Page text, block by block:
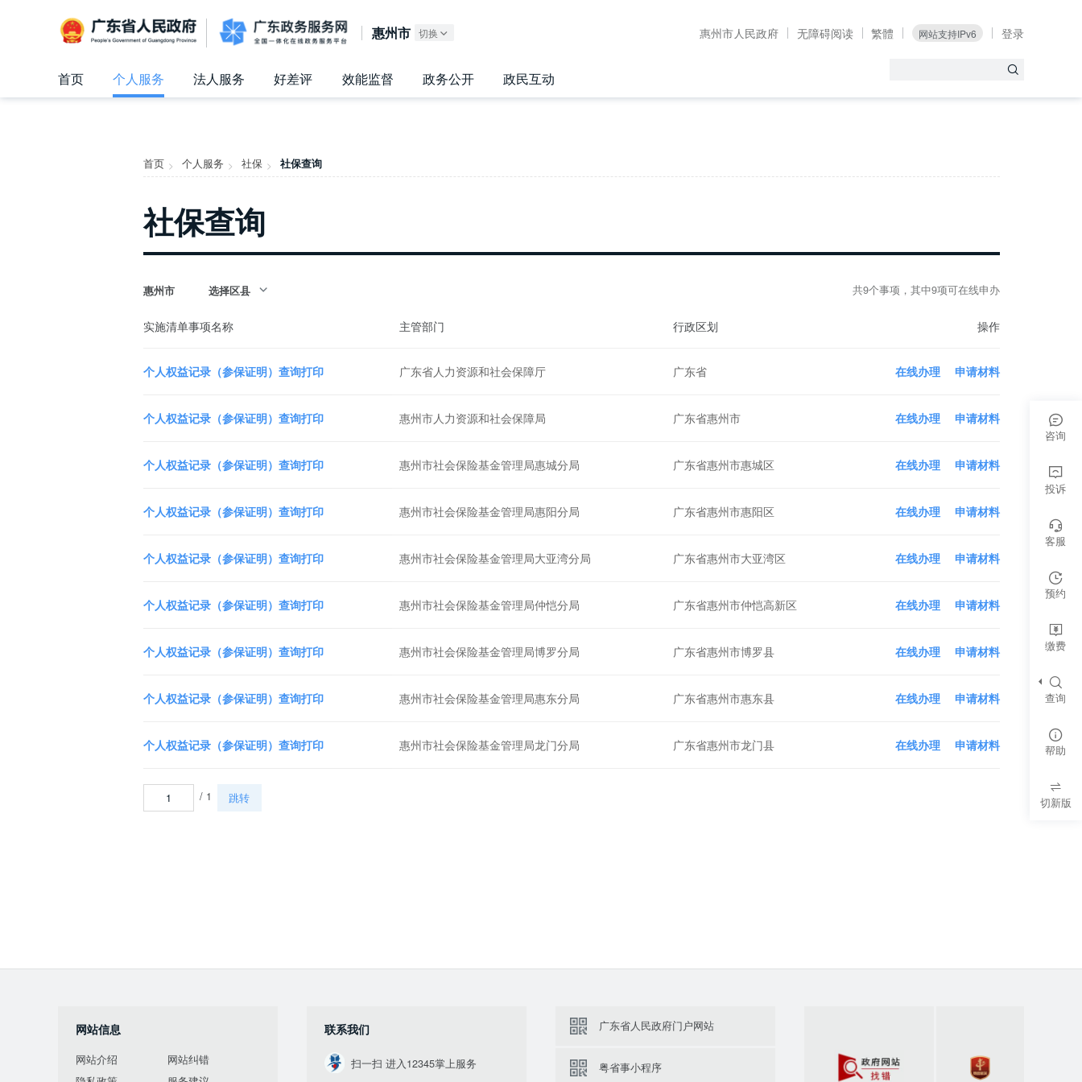
广东省人民政府 广东政务服务网
惠州市 切换 惠州市人民政府 无障碍阅读 繁體 网站支持IPv6 登录
首页 个人服务 法人服务 好差评 效能监督 政务公开 政民互动
首页 > 个人服务 > 社保 > 社保查询
社保查询
惠州市 选择区县 共9个事项，其中9项可在线申办
实施清单事项名称 主管部门 行政区划 操作
个人权益记录（参保证明）查询打印 广东省人力资源和社会保障厅 广东省 在线办理 申请材料
个人权益记录（参保证明）查询打印 惠州市人力资源和社会保障局 广东省惠州市 在线办理 申请材料
个人权益记录（参保证明）查询打印 惠州市社会保险基金管理局惠城分局 广东省惠州市惠城区 在线办理 申请材料
个人权益记录（参保证明）查询打印 惠州市社会保险基金管理局惠阳分局 广东省惠州市惠阳区 在线办理 申请材料
个人权益记录（参保证明）查询打印 惠州市社会保险基金管理局大亚湾分局 广东省惠州市大亚湾区 在线办理 申请材料
个人权益记录（参保证明）查询打印 惠州市社会保险基金管理局仲恺分局 广东省惠州市仲恺高新区 在线办理 申请材料
个人权益记录（参保证明）查询打印 惠州市社会保险基金管理局博罗分局 广东省惠州市博罗县 在线办理 申请材料
个人权益记录（参保证明）查询打印 惠州市社会保险基金管理局惠东分局 广东省惠州市惠东县 在线办理 申请材料
个人权益记录（参保证明）查询打印 惠州市社会保险基金管理局龙门分局 广东省惠州市龙门县 在线办理 申请材料
/ 1 跳转
咨询
投诉
客服
预约
缴费
查询
帮助
切新版
网站信息
网站介绍
网站纠错
联系我们
扫一扫 进入12345掌上服务
广东省人民政府门户网站
粤省事小程序